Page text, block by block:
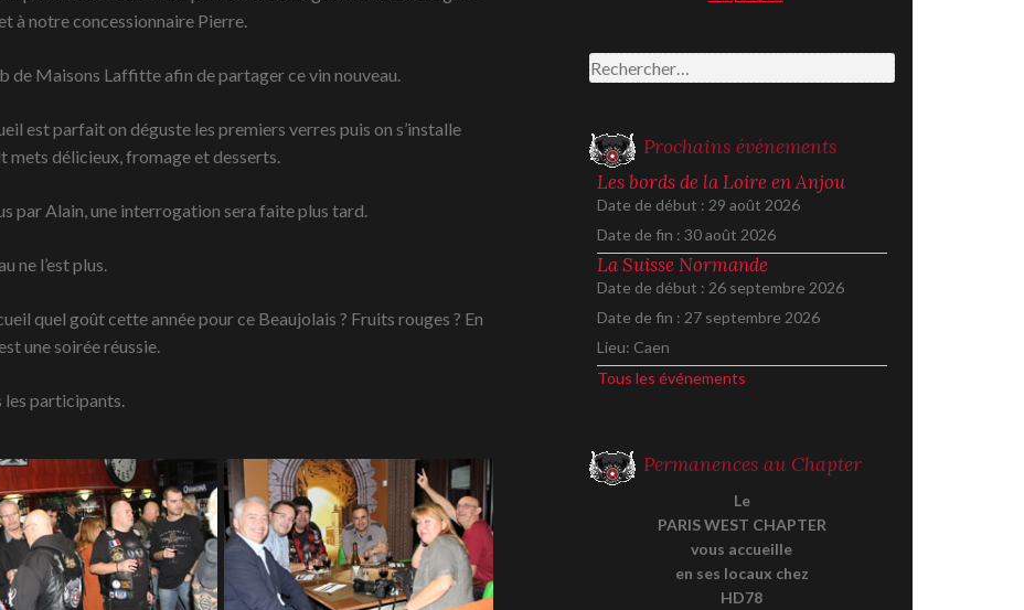
à notre concessionnaire Pierre.
de Maisons Laffitte afin de partager ce vin nouveau.
est parfait on déguste les premiers verres puis on s’installe
mets délicieux, fromage et desserts.
par Alain, une interrogation sera faite plus tard.
ne l’est plus.
quel goût cette année pour ce Beaujolais ? Fruits rouges ? En
une soirée réussie.
les participants.
Rechercher :
Prochains événements
Les bords de la Loire en Anjou
Date de début : 29 août 2026
Date de fin : 30 août 2026
La Suisse Normande
Date de début : 26 septembre 2026
Date de fin : 27 septembre 2026
Lieu: Caen
Tous les événements
Permanences au Chapter
Le
PARIS WEST CHAPTER
vous accueille
en ses locaux chez
HD78